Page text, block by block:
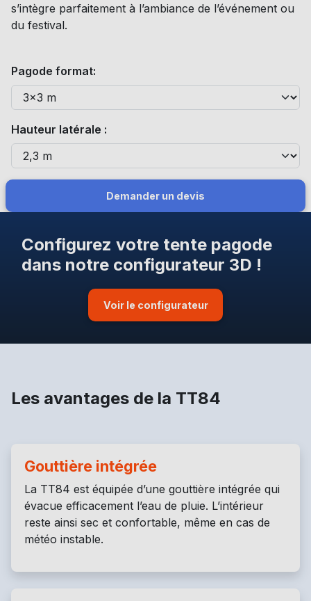
s’intègre parfaitement à l’ambiance de l’événement ou
du festival.
Pagode format:
Hauteur latérale :
Demander un devis
Configurez votre tente pagode
dans notre configurateur 3D !
Voir le configurateur
Les avantages de la TT84
Gouttière intégrée
La TT84 est équipée d’une gouttière intégrée qui
évacue efficacement l’eau de pluie. L’intérieur
reste ainsi sec et confortable, même en cas de
météo instable.